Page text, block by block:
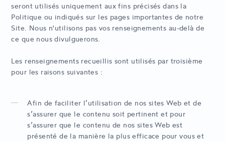
seront utilisés uniquement aux fins précisés dans la
Politique ou indiqués sur les pages importantes de notre
Site. Nous n'utilisons pas vos renseignements au-delà de
ce que nous divulguerons.
Les renseignements recueillis sont utilisés par troisième
pour les raisons suivantes :
Afin de faciliter l’utilisation de nos sites Web et de
s’assurer que le contenu soit pertinent et pour
s’assurer que le contenu de nos sites Web est
présenté de la manière la plus efficace pour vous et